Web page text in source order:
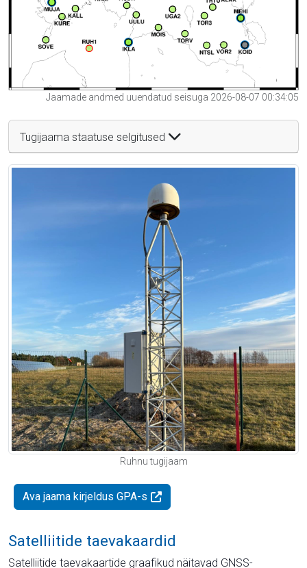
Jaamade andmed uuendatud seisuga 2026-08-07 00:34:05
Tugijaama staatuse selgitused
Ruhnu tugijaam
Ava jaama kirjeldus GPA-s
Satelliitide taevakaardid
Satelliitide taevakaartide graafikud näitavad GNSS-